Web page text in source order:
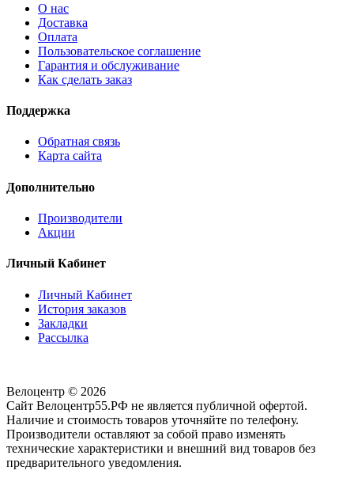
О нас
Доставка
Оплата
Пользовательское соглашение
Гарантия и обслуживание
Как сделать заказ
Поддержка
Обратная связь
Карта сайта
Дополнительно
Производители
Акции
Личный Кабинет
Личный Кабинет
История заказов
Закладки
Рассылка
Велоцентр © 2026
Сайт Велоцентр55.РФ не является публичной офертой.
Наличие и стоимость товаров уточняйте по телефону.
Производители оставляют за собой право изменять
технические характеристики и внешний вид товаров без
предварительного уведомления.